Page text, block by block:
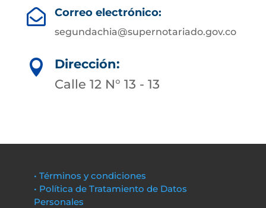
 Correo electrónico:
segundachia@supernotariado.gov.co

Dirección:
Calle 12 N° 13 - 13
• Términos y condiciones
• Política de Tratamiento de Datos
Personales